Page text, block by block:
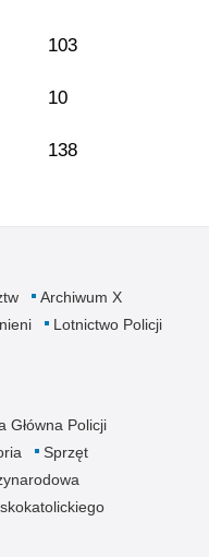
103
10
138
Archiwum X
Lotnictwo Policji
Główna Policji
Sprzęt